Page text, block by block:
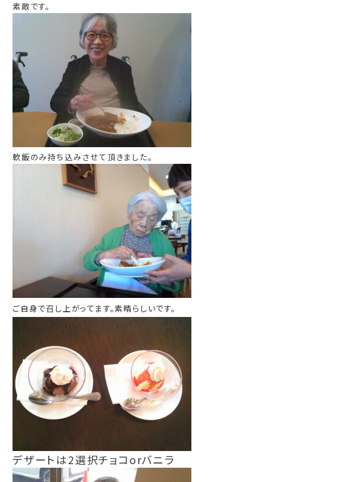
素敵です。
軟飯のみ持ち込みさせて頂きました。
ご自身で召し上がってます。素晴らしいです。
デザートは2選択チョコоrバニラ